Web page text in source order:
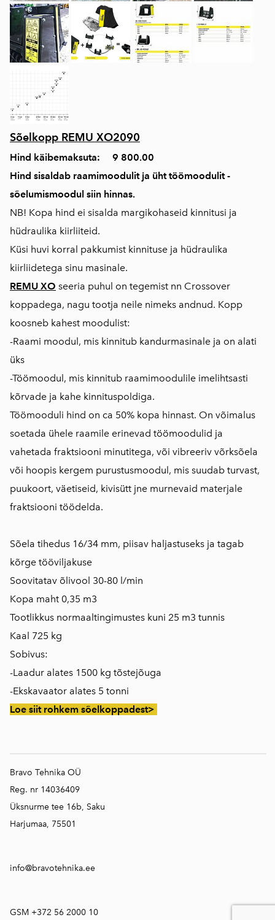
Sõelkopp REMU XO2090
Hind käibemaksuta: 9 800.00
Hind sisaldab raamimoodulit ja üht töömoodulit -
sõelumismoodul siin hinnas.
NB! Kopa hind ei sisalda margikohaseid kinnitusi ja
hüdraulika kiirliiteid.
Küsi huvi korral pakkumist kinnituse ja hüdraulika
kiirliidetega sinu masinale.
REMU XO seeria puhul on tegemist nn Crossover
koppadega, nagu tootja neile nimeks andnud. Kopp
koosneb kahest moodulist:
-Raami moodul, mis kinnitub kandurmasinale ja on alati
üks
-Töömoodul, mis kinnitub raamimoodulile imelihtsasti
kõrvade ja kahe kinnituspoldiga.
Töömooduli hind on ca 50% kopa hinnast. On võimalus
soetada ühele raamile erinevad töömoodulid ja
vahetada fraktsiooni minutitega, või vibreeriv võrksõela
või hoopis kergem purustusmoodul, mis suudab turvast,
puukoort, väetiseid, kivisütt jne murnevaid materjale
fraktsiooni töödelda.
Sõela tihedus 16/34 mm, piisav haljastuseks ja tagab
kõrge tööviljakuse
Soovitatav õlivool 30-80 l/min
Kopa maht 0,35 m3
Tootlikkus normaaltingimustes kuni 25 m3 tunnis
Kaal 725 kg
Sobivus:
-Laadur alates 1500 kg tõstejõuga
-Ekskavaator alates 5 tonni
Loe siit rohkem sõelkoppadest>
Bravo Tehnika OÜ
Reg. nr 14036409
Üksnurme tee 16b, Saku
Harjumaa, 75501
info@bravotehnika.ee
GSM +372 56 2000 10